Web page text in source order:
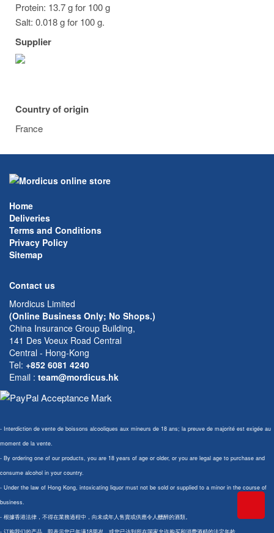
Protein: 13.7 g for 100 g
Salt: 0.018 g for 100 g.
Supplier
Country of origin
France
Home
Deliveries
Terms and Conditions
Privacy Policy
Sitemap
Contact us
Mordicus Limited
(Online Business Only; No Shops.)
China Insurance Group Building,
141 Des Voeux Road Central
Central - Hong-Kong
Tel: +852 6081 4240
Email : team@mordicus.hk
- Interdiction de vente de boissons alcooliques aux mineurs de 18 ans; la preuve de majorité est exigée au
moment de la vente.
- By ordering one of our products, you are 18 years of age or older, or you are legal age to purchase and
consume alcohol in your country.
- Under the law of Hong Kong, intoxicating liquor must not be sold or supplied to a minor in the course of
business.
- 根據香港法律，不得在業務過程中，向未成年人售賣或供應令人醺醉的酒類。